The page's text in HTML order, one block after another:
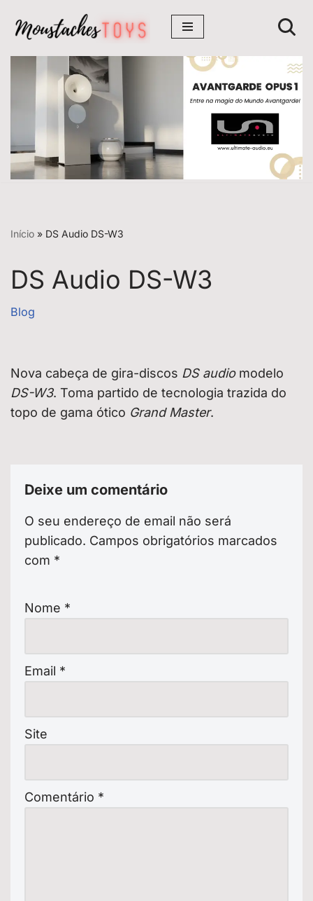
Avançar
para
conteúdo
Início » DS Audio DS-W3
DS Audio DS-W3
Blog
Nova cabeça de gira-discos DS audiomodelo
DS-W3. Toma partido de tecnologia trazida do
topo de gama ótico Grand Master.
Deixe um comentário
O seu endereço de email não será
publicado. Campos obrigatórios marcados
com *
Nome *
Email *
Site
Comentário *